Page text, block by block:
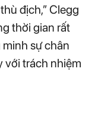
địch,” Clegg
thời gian rất
sự chân
với trách nhiệm